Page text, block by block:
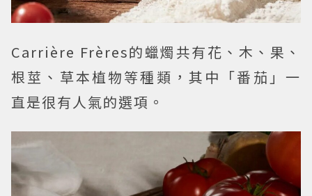
Carrière Frères的蠟燭共有花、木、果、
根莖、草本植物等種類，其中「番茄」一
直是很有人氣的選項。